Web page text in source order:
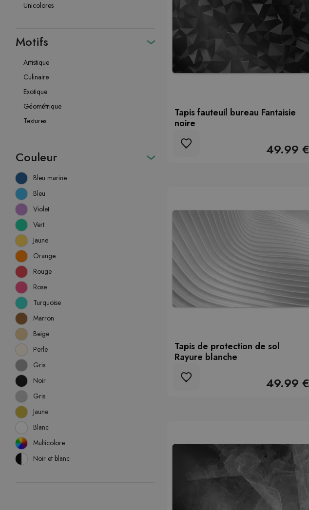
Unicolores
Motifs
Artistique
Culinaire
Exotique
Géométrique
Textures
Couleur
Bleu marine
Bleu
Violet
Vert
Jaune
Orange
Rouge
Rose
Turquoise
Marron
Beige
Perle
Gris
Noir
Gris
Jaune
Blanc
Multicolore
Noir et blanc
Tapis fauteuil bureau Fantaisie
noire
49.99 €
Tapis de protection de sol
Rayure blanche
49.99 €